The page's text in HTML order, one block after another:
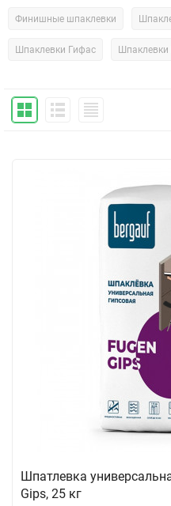
Финишные шпаклевки
Шпаклевки Гифас Шпаклевки
Шпатлевка
Gips, 25 кг